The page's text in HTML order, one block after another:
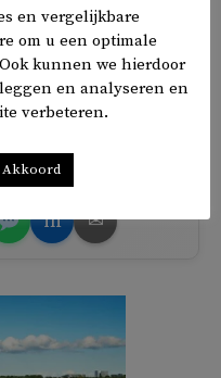
waaronder de
reactiemogelijkheid bij
te zetten.
in ✉
en vergelijkbare
om u een optimale
kunnen we hierdoor
en analyseren en
verbeteren.
Akkoord